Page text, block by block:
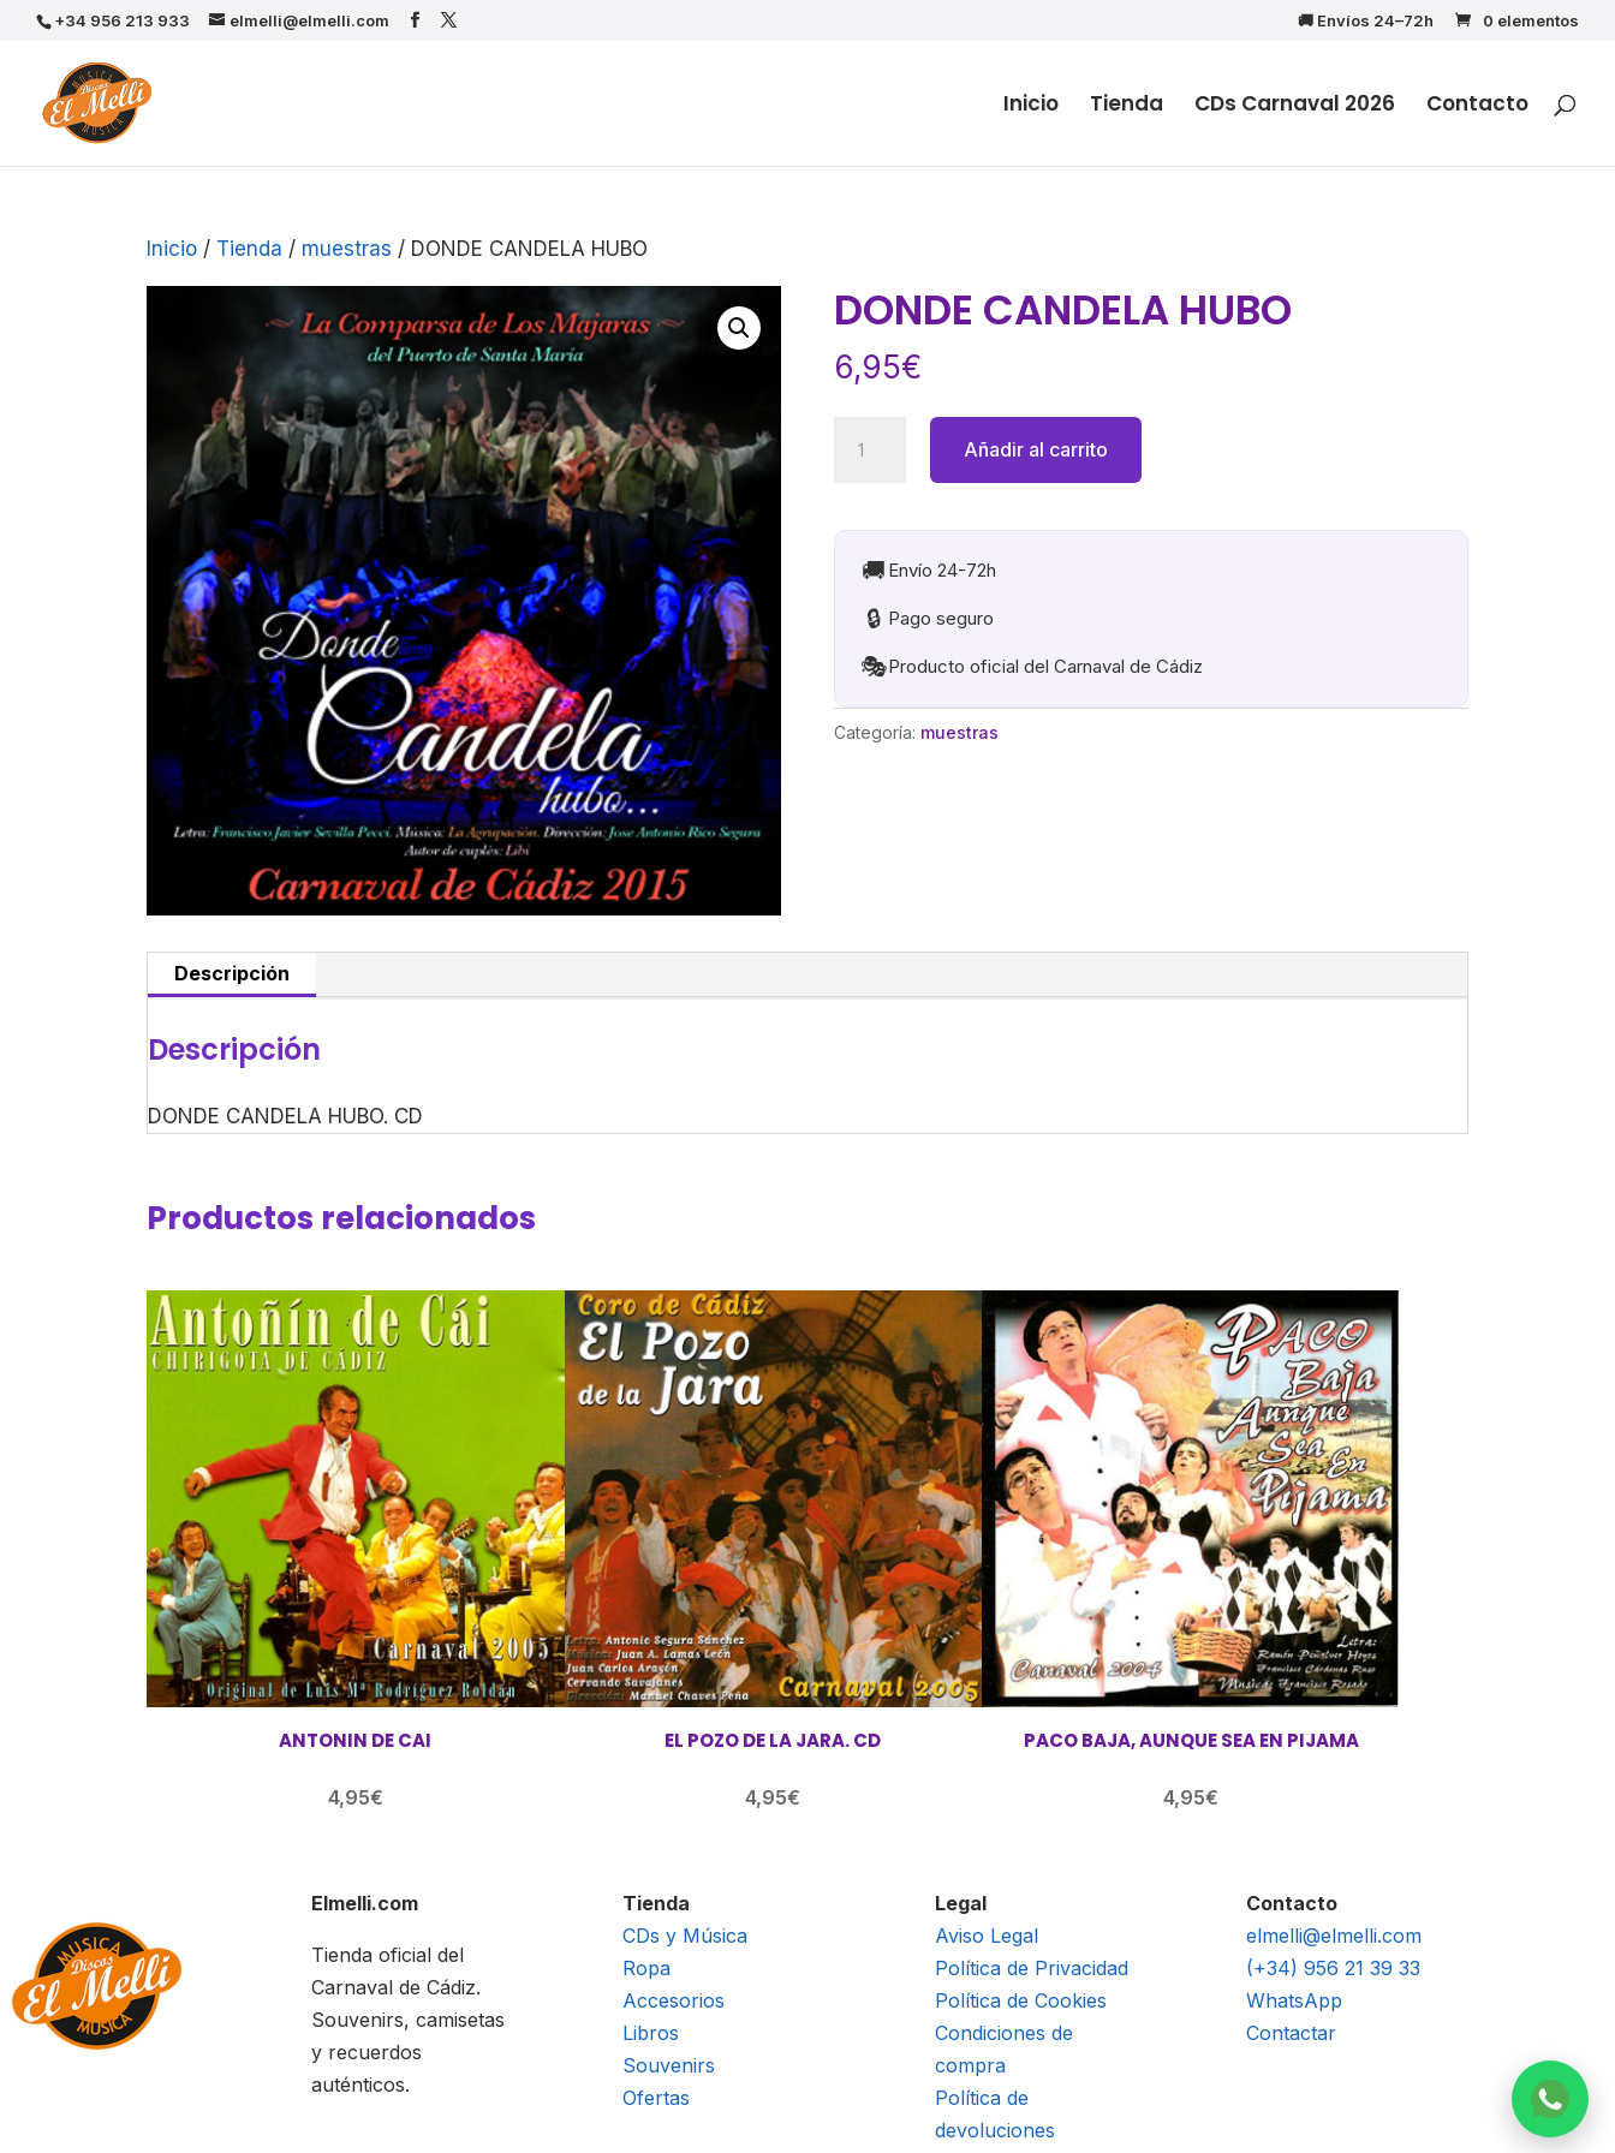
+34 956 213 933 elmelli@elmelli.com 🚚 Envíos 24–72h 0 elementos
Inicio Tienda CDs Carnaval 2026 Contacto
Inicio / Tienda / muestras / DONDE CANDELA HUBO
DONDE CANDELA HUBO
6,95€
CANDELA
cantidad
Añadir al carrito
🚚 Envío 24-72h
🔒 Pago seguro
🎭Producto oficial del Carnaval de Cádiz
Categoría: muestras
Descripción
Descripción
DONDE CANDELA HUBO. CD
Productos relacionados
ANTONIN DE CAI
4,95€
EL POZO DE LA JARA. CD
4,95€
PACO BAJA, AUNQUE SEA EN PIJAMA
4,95€
Elmelli.com
Tienda oficial del
Carnaval de Cádiz.
Souvenirs, camisetas
y recuerdos
auténticos.
Tienda
CDs y Música
Ropa
Accesorios
Libros
Souvenirs
Ofertas
Legal
Aviso Legal
Política de Privacidad
Política de Cookies
Condiciones de
compra
Política de
devoluciones
Contacto
elmelli@elmelli.com
(+34) 956 21 39 33
WhatsApp
Contactar